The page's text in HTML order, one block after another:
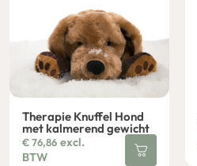
Therapie Knuffel Hond
met kalmerend gewicht
€76,86 excl.
BTW